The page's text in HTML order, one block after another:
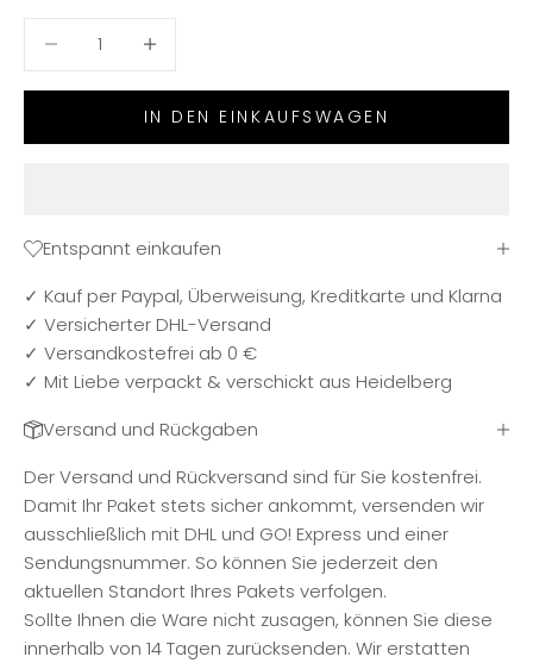
IN DEN EINKAUFSWAGEN
Entspannt einkaufen
✓ Kauf per Paypal, Überweisung, Kreditkarte und Klarna
✓ Versicherter DHL-Versand
✓ Versandkostefrei ab 0 €
✓ Mit Liebe verpackt & verschickt aus Heidelberg
Versand und Rückgaben
Der Versand und Rückversand sind für Sie kostenfrei.
Damit Ihr Paket stets sicher ankommt, versenden wir
ausschließlich mit DHL und GO! Express und einer
Sendungsnummer. So können Sie jederzeit den
aktuellen Standort Ihres Pakets verfolgen.
Sollte Ihnen die Ware nicht zusagen, können Sie diese
innerhalb von 14 Tagen zurücksenden. Wir erstatten